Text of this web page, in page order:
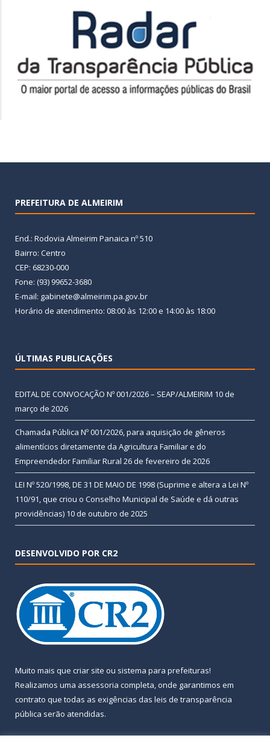
PREFEITURA DE ALMEIRIM
End.: Rodovia Almeirim Panaica nº 510
Bairro: Centro
CEP: 68230-000
Fone: (93) 99652-3680
E-mail: gabinete@almeirim.pa.gov.br
Horário de atendimento: 08:00 às 12:00 e 14:00 às 18:00
ÚLTIMAS PUBLICAÇÕES
EDITAL DE CONVOCAÇÃO Nº 001/2026 – SEAP/ALMEIRIM 10 de
março de 2026
Chamada Pública Nº 001/2026, para aquisição de gêneros
alimentícios diretamente da Agricultura Familiar e do
Empreendedor Familiar Rural 26 de fevereiro de 2026
LEI Nº 520/1998, DE 31 DE MAIO DE 1998 (Suprime e altera a Lei Nº
110/91, que criou o Conselho Municipal de Saúde e dá outras
providências) 10 de outubro de 2025
DESENVOLVIDO POR CR2
Muito mais que criar site ou sistema para prefeituras!
Realizamos uma assessoria completa, onde garantimos em
contrato que todas as exigências das leis de transparência
pública serão atendidas.